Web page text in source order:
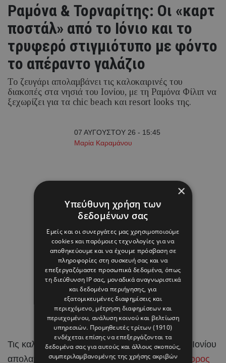
Ραμόνα & Τορναρίτης: Οι «καρτ
ποστάλ» από το Ιόνιο και το
τρυφερό στιγμιότυπο με φόντο
το απέραντο γαλάζιο
Το ζευγάρι απολαμβάνει τις καλοκαιρινές του
διακοπές στα νησιά του Ιονίου, με τη Ραμόνα Φίλιπ να
ξεχωρίζει για τα chic beach και resort looks της.
07 ΑΥΓΟΥΣΤΟΥ 26 - 15:45
Μαρία Καραμάνου
Τις καλοκαιρινές τουςδιακοπές στα νησιά του Ιονίου
απολαμβάνουν ηΡαμόνα Φίλιπκαι οΧριστόφορος
×
Υπεύθυνη χρήση των
δεδομένων σας
Εμείς και οι συνεργάτες μας χρησιμοποιούμε
cookies και παρόμοιες τεχνολογίες για να
αποθηκεύουμε και να έχουμε πρόσβαση σε
πληροφορίες στη συσκευή σας και να
επεξεργαζόμαστε προσωπικά δεδομένα, όπως
τη διεύθυνση IP σας, μοναδικά αναγνωριστικά
και δεδομένα περιήγησης, για
εξατομικευμένες διαφημίσεις και
περιεχόμενο, μέτρηση διαφημίσεων και
περιεχομένου, ανάλυση κοινού και βελτίωση
υπηρεσιών. Προμηθευτές τρίτων (1910)
ενδέχεται επίσης να επεξεργάζονται τα
δεδομένα σας για αυτούς και άλλους σκοπούς,
συμπεριλαμβανομένης της χρήσης ακριβών